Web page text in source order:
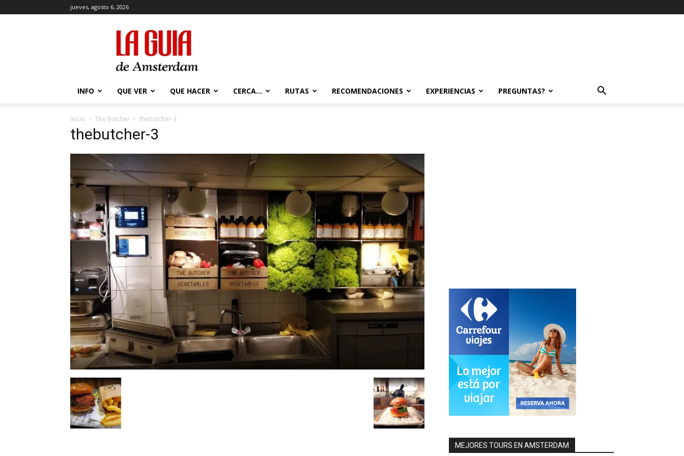
jueves, agosto 6, 2026
La
Guía
de
Amsterdam
INFO QUE VER QUE HACER CERCA… RUTAS RECOMENDACIONES EXPERIENCIAS PREGUNTAS?
Inicio The Butcher thebutcher-3
thebutcher-3
MEJORES TOURS EN AMSTERDAM